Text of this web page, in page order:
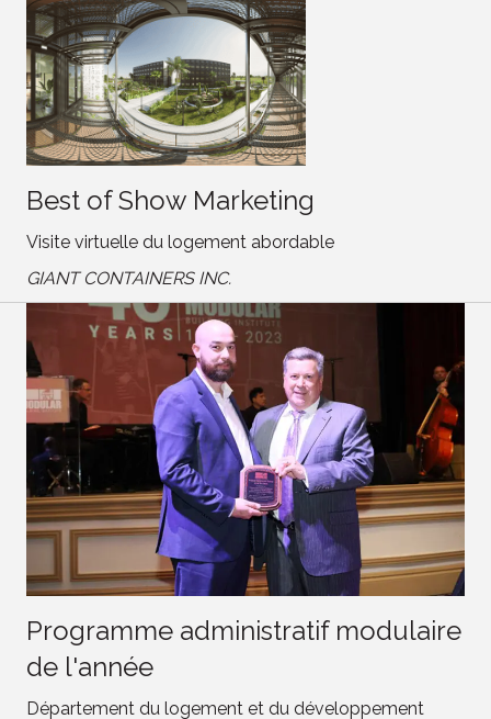
Best of Show Marketing
Visite virtuelle du logement abordable
GIANT CONTAINERS INC.
Programme administratif modulaire
de l'année
Département du logement et du développement